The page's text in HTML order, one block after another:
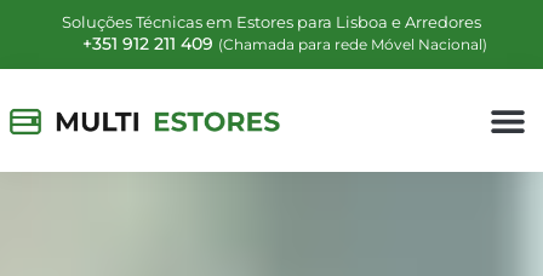
Soluções Técnicas em Estores para Lisboa e Arredores
+351 912 211 409 (Chamada para rede Móvel Nacional)